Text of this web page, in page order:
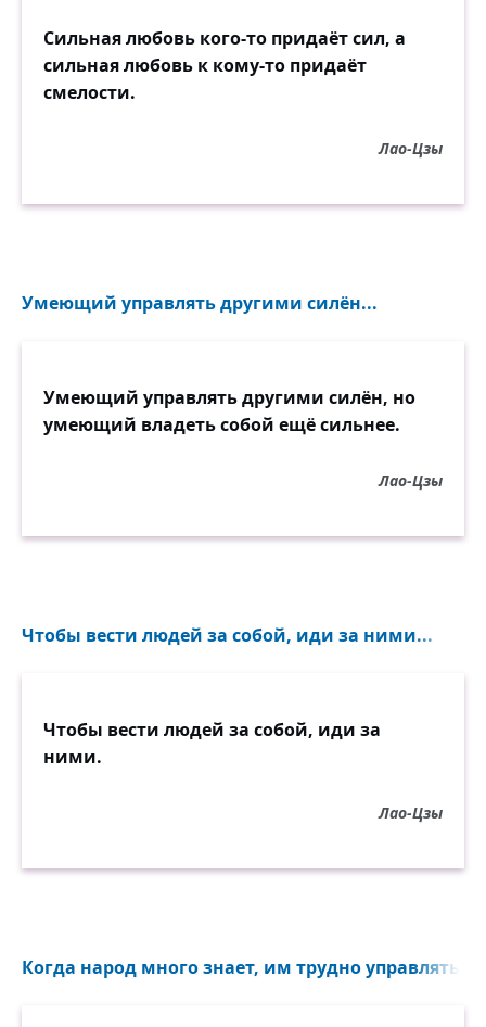
Сильная любовь кого-то придаёт сил, а
сильная любовь к кому-то придаёт
смелости.
Лао-Цзы
Умеющий управлять другими силён...
Умеющий управлять другими силён, но
умеющий владеть собой ещё сильнее.
Лао-Цзы
Чтобы вести людей за собой, иди за ними...
Чтобы вести людей за собой, иди за
ними.
Лао-Цзы
Когда народ много знает, им трудно управлять...